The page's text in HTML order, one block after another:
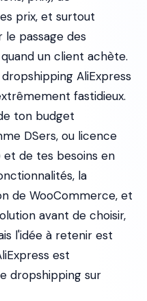
prix, et surtout
passage des
un client achète.
AliExpress
fastidieux.
ton budget
DSers, ou licence
et de tes besoins en
la
de WooCommerce, et
avant de choisir,
l'idée à retenir est
est
dropshipping sur